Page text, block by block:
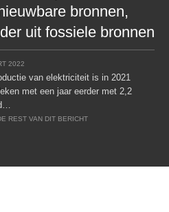
bronnen,
uit fossiele bronnen
2022
van elektriciteit is in 2021
met een jaar eerder met 2,2
REST VAN DIT BERICHT